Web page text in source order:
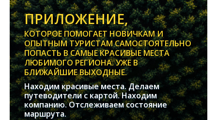
ПРИЛОЖЕНИЕ,
КОТОРОЕ ПОМОГАЕТ НОВИЧКАМ И
ОПЫТНЫМ ТУРИСТАМ САМОСТОЯТЕЛЬНО
ПОПАСТЬ В САМЫЕ КРАСИВЫЕ МЕСТА
ЛЮБИМОГО РЕГИОНА. УЖЕ В
БЛИЖАЙШИЕ ВЫХОДНЫЕ.
Находим красивые места. Делаем
путеводители с картой. Находим
компанию. Отслеживаем состояние
маршрута.